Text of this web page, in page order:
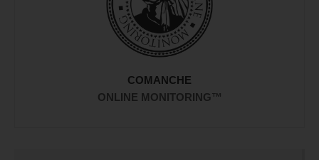
COMANCHE
ONLINE MONITORING™